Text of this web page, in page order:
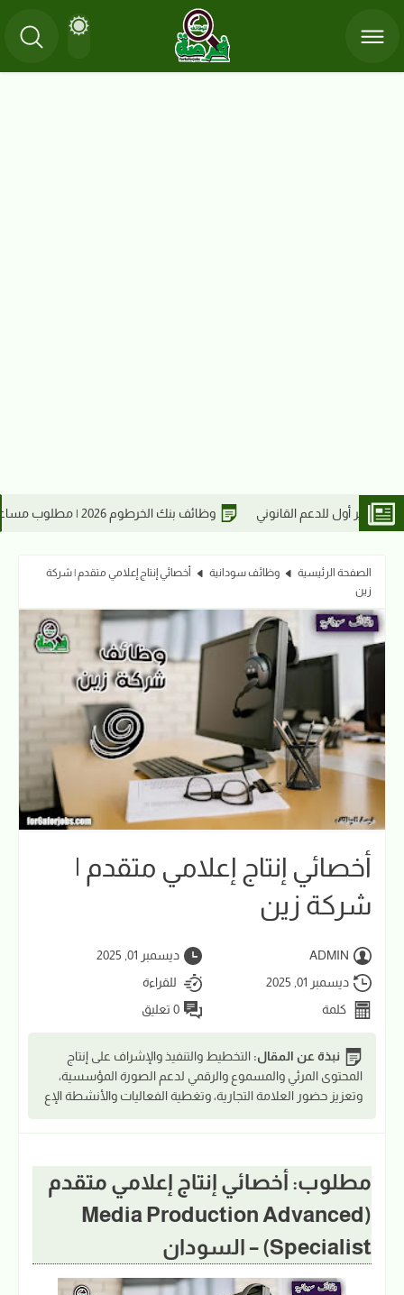
| مطلوب مساعد/ة المؤسسات المالية بالرئاسة
الصفحة الرئيسية وظائف سودانية
أخصائي إنتاج إعلامي متقدم | شركة
زين
أخصائي إنتاج إعلامي متقدم |
شركة زين
ADMIN
ديسمبر 01, 2025
ديسمبر 01, 2025
للقراءة
كلمة
0 تعليق
نبذة عن المقال: التخطيط والتنفيذ والإشراف على إنتاج
المحتوى المرئي والمسموع والرقمي لدعم الصورة المؤسسية،
وتعزيز حضور العلامة التجارية، وتغطية الفعاليات والأنشطة الإع
مطلوب: أخصائي إنتاج إعلامي متقدم
(Media Production Advanced
Specialist) – السودان